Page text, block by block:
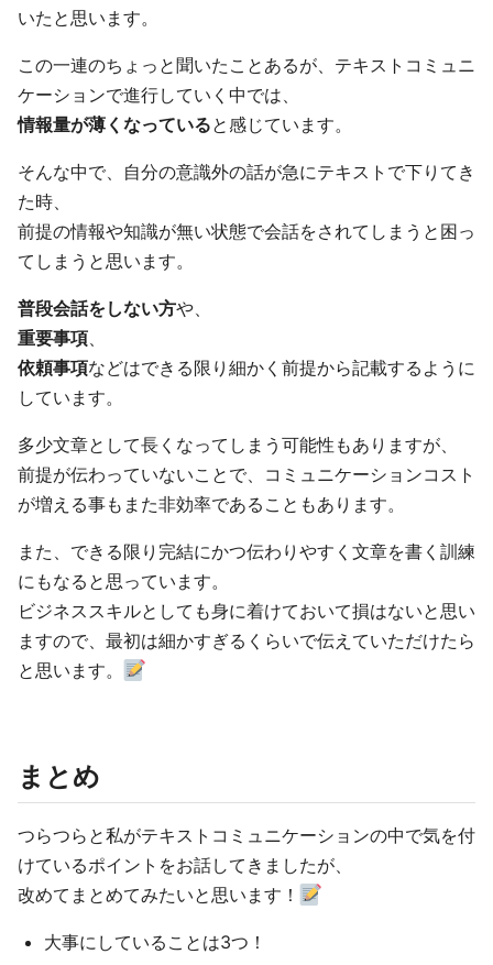
いたと思います。
この一連のちょっと聞いたことあるが、テキストコミュニ
ケーションで進行していく中では、
情報量が薄くなっていると感じています。
そんな中で、自分の意識外の話が急にテキストで下りてき
た時、
前提の情報や知識が無い状態で会話をされてしまうと困っ
てしまうと思います。
普段会話をしない方や、
重要事項、
依頼事項などはできる限り細かく前提から記載するように
しています。
多少文章として長くなってしまう可能性もありますが、
前提が伝わっていないことで、コミュニケーションコスト
が増える事もまた非効率であることもあります。
また、できる限り完結にかつ伝わりやすく文章を書く訓練
にもなると思っています。
ビジネススキルとしても身に着けておいて損はないと思い
ますので、最初は細かすぎるくらいで伝えていただけたら
と思います。
まとめ
つらつらと私がテキストコミュニケーションの中で気を付
けているポイントをお話してきましたが、
改めてまとめてみたいと思います！
大事にしていることは3つ！